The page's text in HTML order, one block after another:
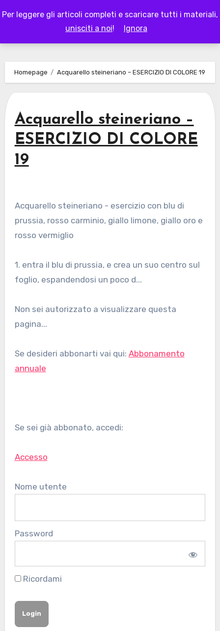
Per leggere gli articoli completi e scaricare tutti i materiali,
unisciti a noi! Ignora
to
LAPAPPADOLCE
Homepage Acquarello steineriano – ESERCIZIO DI COLORE 19
Acquarello steineriano –
ESERCIZIO DI COLORE
19
Acquarello steineriano - esercizio con blu di
prussia, rosso carminio, giallo limone, giallo oro e
rosso vermiglio
1. entra il blu di prussia, e crea un suo centro sul
foglio, espandendosi un poco d...
Non sei autorizzato a visualizzare questa
pagina...
Se desideri abbonarti vai qui: Abbonamento
annuale
Se sei già abbonato, accedi:
Accesso
Nome utente
Password
Ricordami